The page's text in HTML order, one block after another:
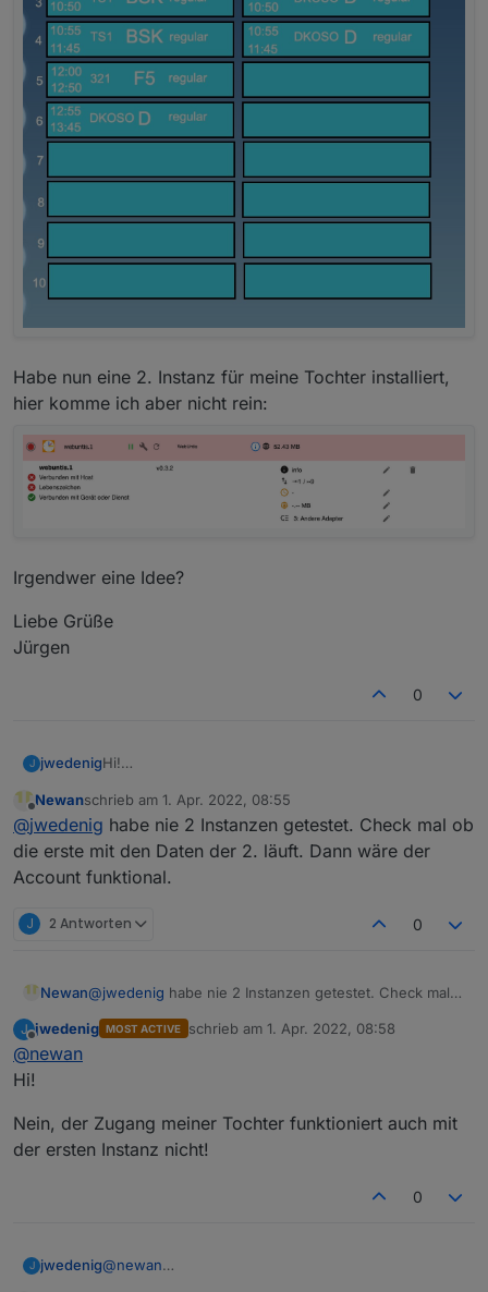
Habe nun eine 2. Instanz für meine Tochter installiert,
hier komme ich aber nicht rein:
Irgendwer eine Idee?
Liebe Grüße
Jürgen
0
J jwedenigHi!
erstes Kind "funktioniert" und der Stundenplan ist
fertig (siehe Bild)
Habe nun eine 2. Instanz für meine Tochter
installiert, hier komme ich aber nicht rein:
Irgendwer eine Idee?
Liebe Grüße
Offline
Newanschrieb am 1. Apr. 2022, 08:55
zuletzt editiert von
@jwedenig habe nie 2 Instanzen getestet. Check mal ob
die erste mit den Daten der 2. läuft. Dann wäre der
Account funktional.
J 2 Antworten 0
Newan@jwedenig habe nie 2 Instanzen getestet. Check mal
Account funktional.
J jwedenig MOST ACTIVE schrieb am 1. Apr. 2022, 08:58
zuletzt editiert von
@newan
Hi!
Nein, der Zugang meiner Tochter funktioniert auch mit
der ersten Instanz nicht!
0
J jwedenig@newan